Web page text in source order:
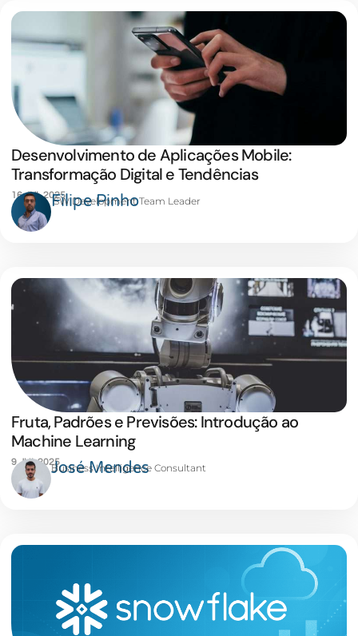
Desenvolvimento de Aplicações Mobile:
Transformação Digital e Tendências
16 JUL 2025Filipe Pinho
SW Development Team Leader
Fruta, Padrões e Previsões: Introdução ao
Machine Learning
9 JUL 2025José Mendes
Business Intelligence Consultant